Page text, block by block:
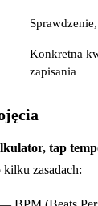
Konkretna
zapisania
tap
zasadach: